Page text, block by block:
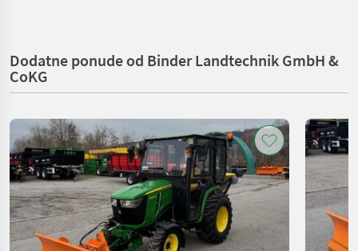
Dodatne ponude od Binder Landtechnik GmbH &
CoKG